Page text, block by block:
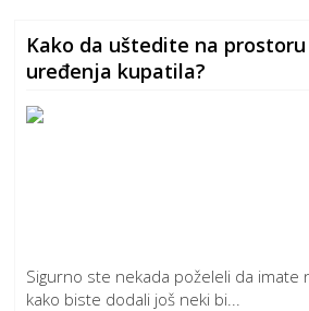
Kako da uštedite na
uređenja kupatila?
Sigurno ste nekada poželeli da imate
kako biste dodali još neki bi...